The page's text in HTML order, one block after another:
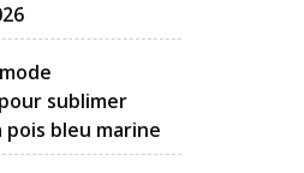
sublimer
bleu marine